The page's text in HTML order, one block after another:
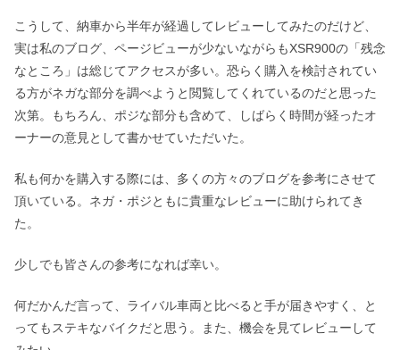
こうして、納車から半年が経過してレビューしてみたのだけど、
実は私のブログ、ページビューが少ないながらもXSR900の「残念
なところ」は総じてアクセスが多い。恐らく購入を検討されてい
る方がネガな部分を調べようと閲覧してくれているのだと思った
次第。もちろん、ポジな部分も含めて、しばらく時間が経ったオ
ーナーの意見として書かせていただいた。
私も何かを購入する際には、多くの方々のブログを参考にさせて
頂いている。ネガ・ポジともに貴重なレビューに助けられてき
た。
少しでも皆さんの参考になれば幸い。
何だかんだ言って、ライバル車両と比べると手が届きやすく、と
ってもステキなバイクだと思う。また、機会を見てレビューして